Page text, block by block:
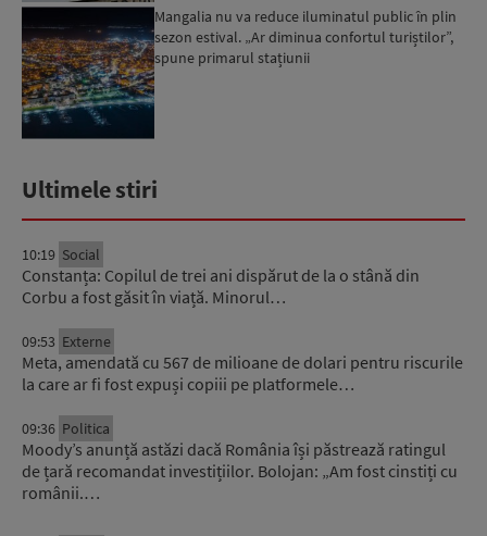
Mangalia nu va reduce iluminatul public în plin
sezon estival. „Ar diminua confortul turiștilor”,
spune primarul stațiunii
Ultimele stiri
10:19 Social
Constanța: Copilul de trei ani dispărut de la o stână din
Corbu a fost găsit în viață. Minorul…
09:53 Externe
Meta, amendată cu 567 de milioane de dolari pentru riscurile
la care ar fi fost expuși copiii pe platformele…
09:36 Politica
Moody’s anunță astăzi dacă România își păstrează ratingul
de țară recomandat investițiilor. Bolojan: „Am fost cinstiți cu
românii.…